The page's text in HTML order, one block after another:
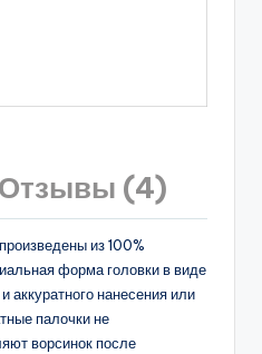
Отзывы (4)
из 100%
форма головки в виде
аккуратного нанесения или
палочки не
ворсинок после